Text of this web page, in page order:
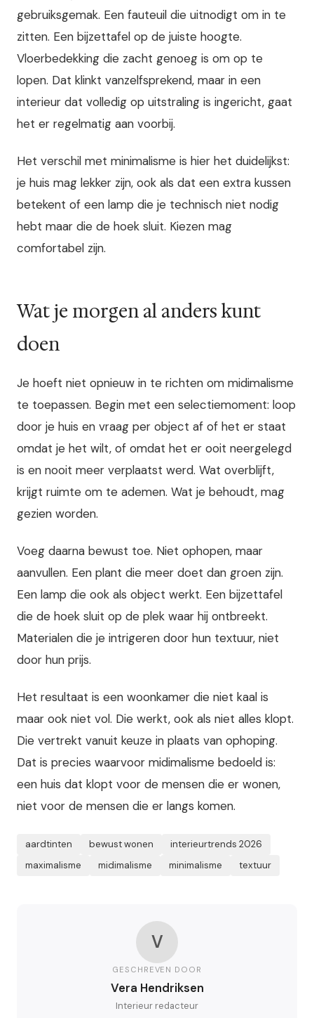
gebruiksgemak. Een fauteuil die uitnodigt om in te
zitten. Een bijzettafel op de juiste hoogte.
Vloerbedekking die zacht genoeg is om op te
lopen. Dat klinkt vanzelfsprekend, maar in een
interieur dat volledig op uitstraling is ingericht, gaat
het er regelmatig aan voorbij.
Het verschil met minimalisme is hier het duidelijkst:
je huis mag lekker zijn, ook als dat een extra kussen
betekent of een lamp die je technisch niet nodig
hebt maar die de hoek sluit. Kiezen mag
comfortabel zijn.
Wat je morgen al anders kunt
doen
Je hoeft niet opnieuw in te richten om midimalisme
te toepassen. Begin met een selectiemoment: loop
door je huis en vraag per object af of het er staat
omdat je het wilt, of omdat het er ooit neergelegd
is en nooit meer verplaatst werd. Wat overblijft,
krijgt ruimte om te ademen. Wat je behoudt, mag
gezien worden.
Voeg daarna bewust toe. Niet ophopen, maar
aanvullen. Een plant die meer doet dan groen zijn.
Een lamp die ook als object werkt. Een bijzettafel
die de hoek sluit op de plek waar hij ontbreekt.
Materialen die je intrigeren door hun textuur, niet
door hun prijs.
Het resultaat is een woonkamer die niet kaal is
maar ook niet vol. Die werkt, ook als niet alles klopt.
Die vertrekt vanuit keuze in plaats van ophoping.
Dat is precies waarvoor midimalisme bedoeld is:
een huis dat klopt voor de mensen die er wonen,
niet voor de mensen die er langs komen.
aardtinten bewust wonen
interieurtrends 2026
maximalisme
midimalisme minimalisme textuur
V
GESCHREVEN DOOR
Vera Hendriksen
Interieur redacteur